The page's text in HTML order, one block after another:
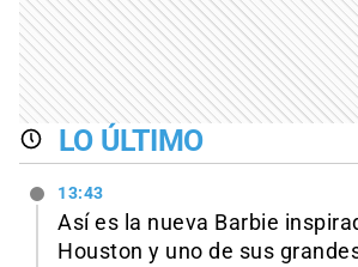
LO ÚLTIMO
13:43
Así es la nueva Barbie
Houston y uno de sus